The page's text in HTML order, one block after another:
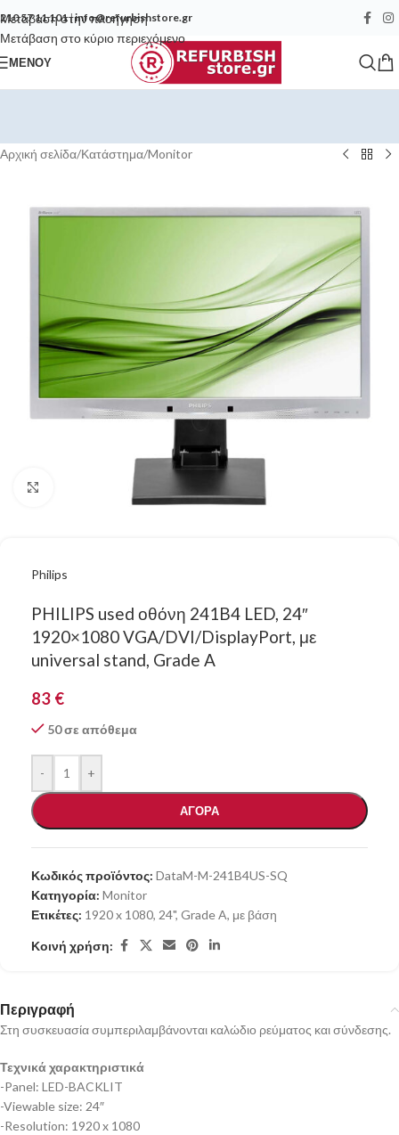
Μετάβαση στην πλοήγηση
Μετάβαση στο κύριο περιεχόμενο
210 57 11 101|info@refurbishstore.gr
ΜΕΝΟΎ
Αρχική σελίδα/Κατάστημα/Monitor
Κάντε κλικ για μεγέθυνση
Philips
PHILIPS used οθόνη 241B4 LED, 24″
1920×1080 VGA/DVI/DisplayPort, με
universal stand, Grade A
83 €
50 σε απόθεμα
- +
ΑΓΟΡΑ
Κωδικός προϊόντος: DataM-M-241B4US-SQ
Κατηγορία: Monitor
Ετικέτες: 1920 x 1080, 24", Grade A, με βάση
Κοινή χρήση:
Περιγραφή
Στη συσκευασία συμπεριλαμβάνονται καλώδιο ρεύματος και σύνδεσης.
Τεχνικά χαρακτηριστικά
-Panel: LED-BACKLIT
-Viewable size: 24″
-Resolution: 1920 x 1080